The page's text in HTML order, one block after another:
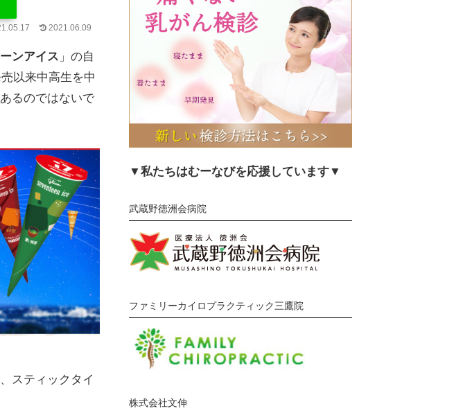
2021.06.09
ンアイス 」の自
以来中高生を中
るのではないで
スティックタイ
▼私たちはむーなびを応援しています▼
武蔵野徳洲会病院
ファミリーカイロプラクティック三鷹院
株式会社文伸